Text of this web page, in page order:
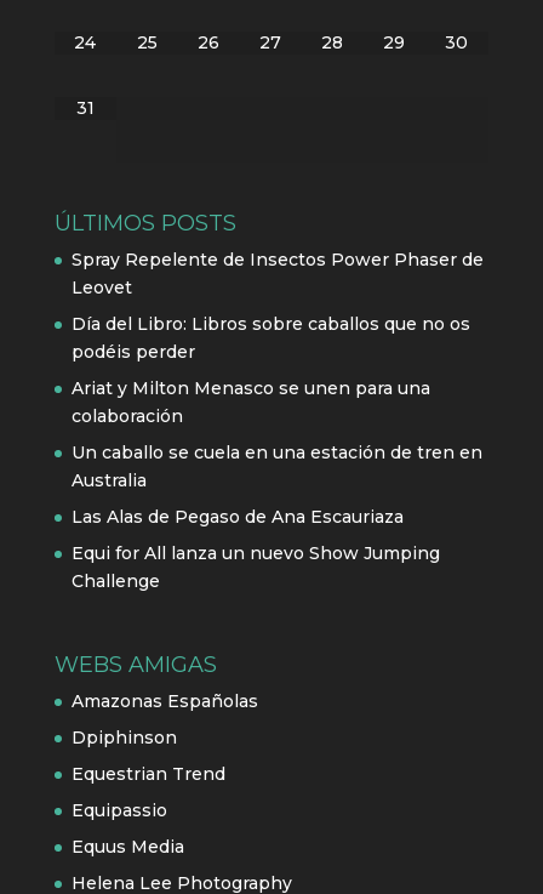
24 25 26 27 28 29 30
31
ÚLTIMOS POSTS
Spray Repelente de Insectos Power Phaser de
Leovet
Día del Libro: Libros sobre caballos que no os
podéis perder
Ariat y Milton Menasco se unen para una
colaboración
Un caballo se cuela en una estación de tren en
Australia
Las Alas de Pegaso de Ana Escauriaza
Equi for All lanza un nuevo Show Jumping
Challenge
WEBS AMIGAS
Amazonas Españolas
Dpiphinson
Equestrian Trend
Equipassio
Equus Media
Helena Lee Photography